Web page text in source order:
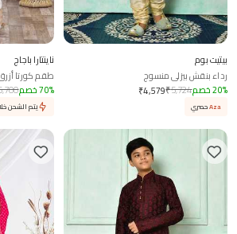
بيتيت بوم
رداء بنقش بيزلي منسوج
₹4,579₹5,724 20% خصم
Azaحصري
ناينتارا باجاج
طقم كورتا
70% خصم
يتم الشحن خلال 7